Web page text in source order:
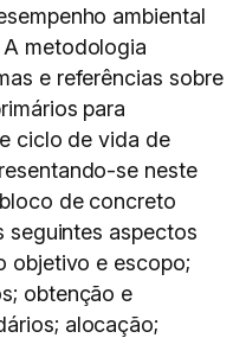
ambiental
metodologia
e referências sobre
para
ciclo de vida de
se neste
de concreto
seguintes aspectos
objetivo e escopo;
obtenção e
alocação;